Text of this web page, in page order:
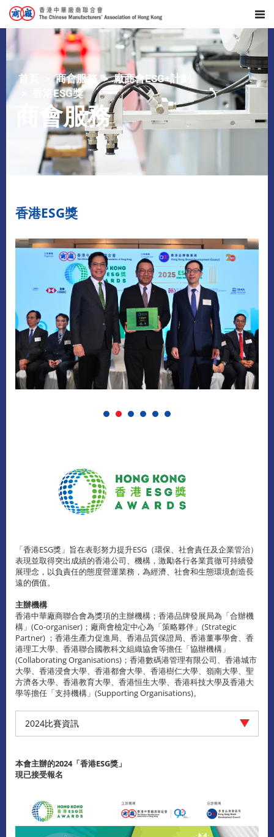
首頁 商會服務
廠商會ESG+計劃
香港ESG獎
商會服務
香港ESG獎
「香港ESG獎」旨在表彰努力提升ESG（環保、社會責任及企業管治）
表現並取得突出成績的香港公司、機構，激勵各行各業貫徹可持續發
展理念，以負責任的態度營運業務，為經濟、社會和生態環境創造長
遠的價值。
主辦機構
香港中華廠商聯合會為獎項的主辦機構；香港品牌發展局為「合辦機
構」(Co-organiser)；廠商會檢定中心為「策略夥伴」(Strategic
Partner) ；香港生產力促進局、香港品質保證局、香港董事學會、香
港理工大學、香港聯合國教科文組織協會等擔任「協辦機構」
(Collaborating Organisations)；香港數碼港管理有限公司、香港城市
大學、香港浸會大學、香港都會大學、香港樹仁大學、嶺南大學、聖
方濟各大學、香港教育大學、香港恒生大學、香港科技大學及香港大
學等擔任「支持機構」(Supporting Organisations)。
2024比賽資訊
本會主辦的2024「香港ESG獎」
現已接受報名